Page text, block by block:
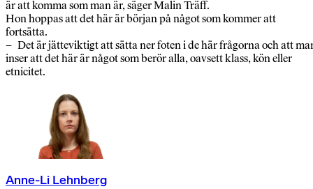
är att komma som man är, säger Malin Träff.
Hon hoppas att det här är början på något som kommer att
fortsätta.
– Det är jätteviktigt att sätta ner foten i de här frågorna och att
inser att det här är något som berör alla, oavsett klass, kön eller
etnicitet.
Anne-Li Lehnberg